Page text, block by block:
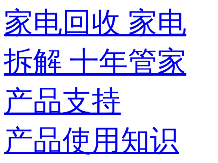
家电回收 家电
拆解 十年管家
产品支持
产品使用知识